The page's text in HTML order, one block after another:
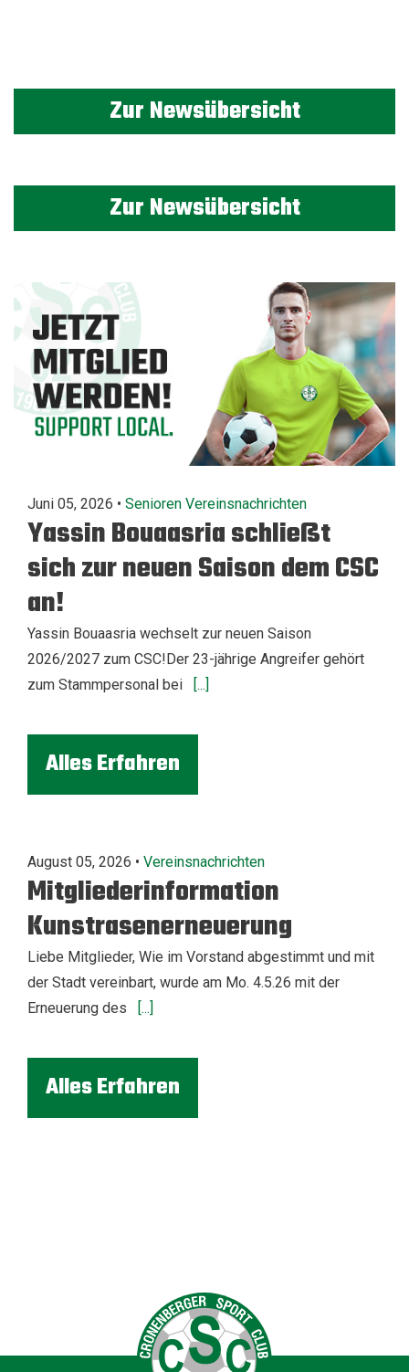
Zur Newsübersicht
Zur Newsübersicht
Juni 05, 2026 • Senioren Vereinsnachrichten
Yassin Bouaasria schließt
sich zur neuen Saison dem CSC
an!
Yassin Bouaasria wechselt zur neuen Saison
2026/2027 zum CSC!Der 23-jährige Angreifer gehört
zum Stammpersonal bei
[...]
Alles Erfahren
August 05, 2026 • Vereinsnachrichten
Mitgliederinformation
Kunstrasenerneuerung
Liebe Mitglieder, Wie im Vorstand abgestimmt und mit
der Stadt vereinbart, wurde am Mo. 4.5.26 mit der
Erneuerung des
[...]
Alles Erfahren